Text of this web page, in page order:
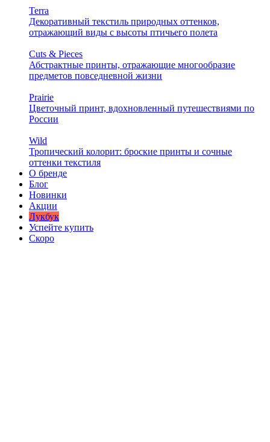
Terra
Декоративный текстиль природных оттенков,
отражающий виды с высоты птичьего полета
Cuts & Pieces
Абстрактные принты, отражающие многообразие
предметов повседневной жизни
Prairie
Цветочный принт, вдохновленный путешествиями по
России
Wild
Тропический колорит: броские принты и сочные
оттенки текстиля
О бренде
Блог
Новинки
Акции
Лукбук
Успейте купить
Скоро